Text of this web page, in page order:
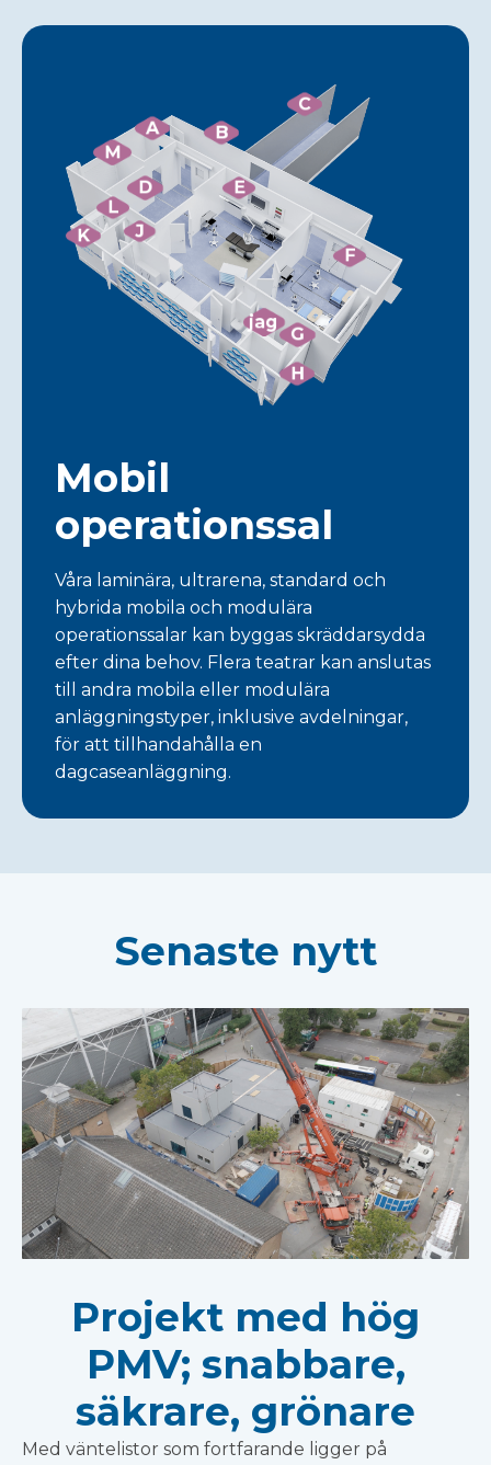
A B
C
D E
F
G
H
jag
J
K
L
M
Mobil
operationssal
Våra laminära, ultrarena, standard och
hybrida mobila och modulära
operationssalar kan byggas skräddarsydda
efter dina behov. Flera teatrar kan anslutas
till andra mobila eller modulära
anläggningstyper, inklusive avdelningar,
för att tillhandahålla en
dagcaseanläggning.
Senaste nytt
Projekt med hög
PMV; snabbare,
säkrare, grönare
Med väntelistor som fortfarande ligger på